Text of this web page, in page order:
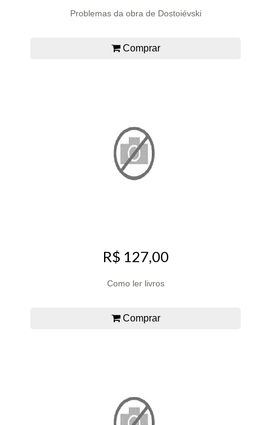
Problemas da obra de Dostoiévski
Comprar
R$ 127,00
Como ler livros
Comprar